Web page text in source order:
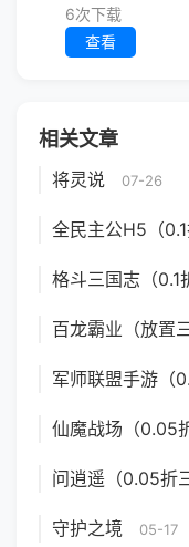
6次下载
查看
相关文章
将灵说 07-26
全民主公H5（0.1
格斗三国志（0.1
百龙霸业（放置
军师联盟手游（
仙魔战场（0.05
问逍遥（0.05折
守护之境 05-17